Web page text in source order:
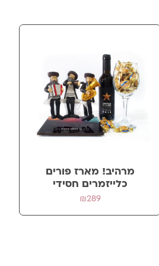
מרהיב! מארז פורים
כלייזמרים חסידי
₪289